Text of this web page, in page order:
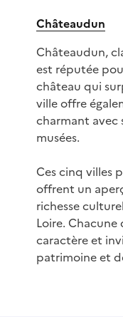
Châteaudun
Châteaudun,
est réputée
château qui
ville offre
charmant avec
musées.
Ces cinq villes
offrent un
richesse
Loire.
caractère et
patrimoine et